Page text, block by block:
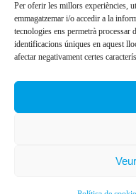
Per oferir les millors experiències,
emmagatzemar i/o accedir a la
tecnologies ens permetrà processar
identificacions úniques en aquest
afectar negativament certes
Presidència